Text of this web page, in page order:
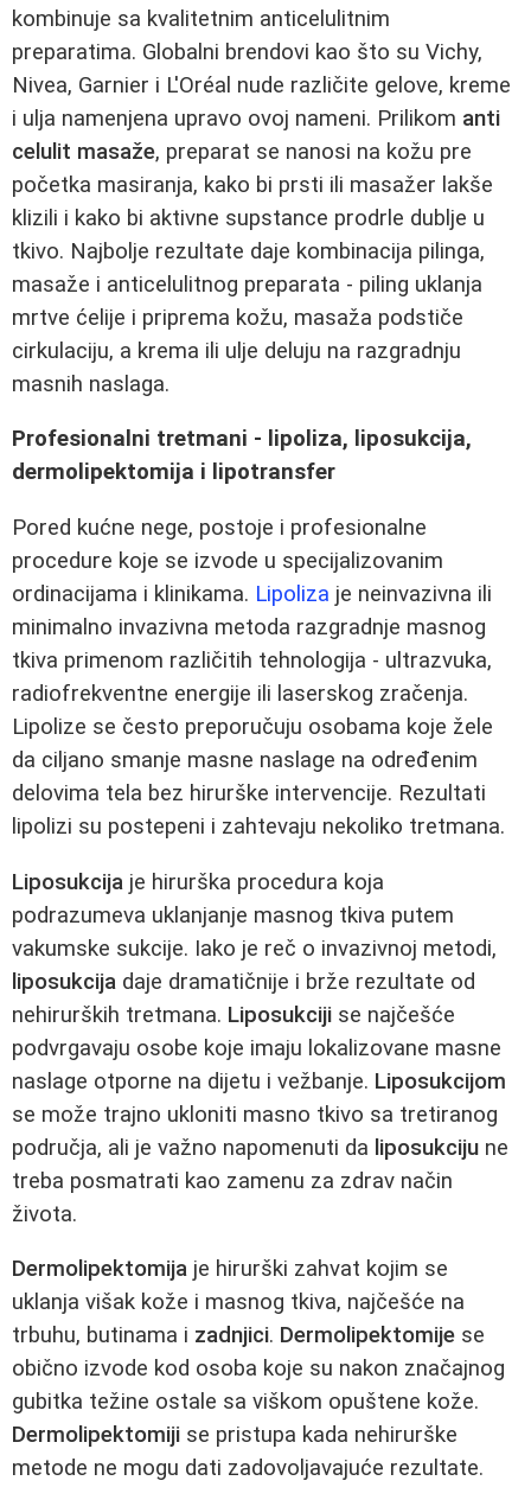
kombinuje sa kvalitetnim anticelulitnim
preparatima. Globalni brendovi kao što su Vichy,
Nivea, Garnier i L'Oréal nude različite gelove, kreme
i ulja namenjena upravo ovoj nameni. Prilikom anti
celulit masaže, preparat se nanosi na kožu pre
početka masiranja, kako bi prsti ili masažer lakše
klizili i kako bi aktivne supstance prodrle dublje u
tkivo. Najbolje rezultate daje kombinacija pilinga,
masaže i anticelulitnog preparata - piling uklanja
mrtve ćelije i priprema kožu, masaža podstiče
cirkulaciju, a krema ili ulje deluju na razgradnju
masnih naslaga.
Profesionalni tretmani - lipoliza, liposukcija,
dermolipektomija i lipotransfer
Pored kućne nege, postoje i profesionalne
procedure koje se izvode u specijalizovanim
ordinacijama i klinikama. Lipoliza je neinvazivna ili
minimalno invazivna metoda razgradnje masnog
tkiva primenom različitih tehnologija - ultrazvuka,
radiofrekventne energije ili laserskog zračenja.
Lipolize se često preporučuju osobama koje žele
da ciljano smanje masne naslage na određenim
delovima tela bez hirurške intervencije. Rezultati
lipolizi su postepeni i zahtevaju nekoliko tretmana.
Liposukcija je hirurška procedura koja
podrazumeva uklanjanje masnog tkiva putem
vakumske sukcije. Iako je reč o invazivnoj metodi,
liposukcija daje dramatičnije i brže rezultate od
nehirurških tretmana. Liposukciji se najčešće
podvrgavaju osobe koje imaju lokalizovane masne
naslage otporne na dijetu i vežbanje. Liposukcijom
se može trajno ukloniti masno tkivo sa tretiranog
područja, ali je važno napomenuti da liposukciju ne
treba posmatrati kao zamenu za zdrav način
života.
Dermolipektomija je hirurški zahvat kojim se
uklanja višak kože i masnog tkiva, najčešće na
trbuhu, butinama i zadnjici. Dermolipektomije se
obično izvode kod osoba koje su nakon značajnog
gubitka težine ostale sa viškom opuštene kože.
Dermolipektomiji se pristupa kada nehirurške
metode ne mogu dati zadovoljavajuće rezultate.